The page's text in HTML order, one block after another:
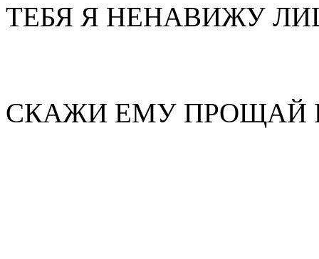
ТЕБЯ Я НЕНАВИЖУ
СКАЖИ ЕМУ ПРОЩАЙ